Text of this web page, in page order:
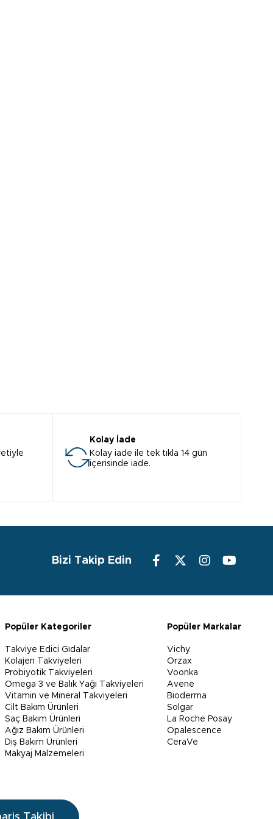
Kolay İade
Kolay iade ile tek tıkla 14 gün
içerisinde iade.
Bizi Takip Edin
Popüler Kategoriler
Takviye Edici Gıdalar
Kolajen Takviyeleri
Probiyotik Takviyeleri
Omega 3 ve Balık Yağı Takviyeleri
Vitamin ve Mineral Takviyeleri
Cilt Bakım Ürünleri
Saç Bakım Ürünleri
Ağız Bakım Ürünleri
Diş Bakım Ürünleri
Makyaj Malzemeleri
Popüler Markalar
Vichy
Orzax
Voonka
Avene
Bioderma
Solgar
La Roche Posay
Opalescence
CeraVe